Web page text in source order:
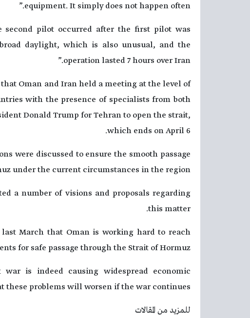
equipment. It simply does not happen often.”
second pilot occurred after the first pilot was
daylight, which is also unusual, and the
operation lasted 7 hours over Iran.”
Oman and Iran held a meeting at the level of
with the presence of specialists from both
Donald Trump for Tehran to open the strait,
which ends on April 6.
were discussed to ensure the smooth passage
under the current circumstances in the region.”
a number of visions and proposals regarding
this matter.
March that Oman is working hard to reach
for safe passage through the Strait of Hormuz.
is indeed causing widespread economic
these problems will worsen if the war continues.”
للمزيد من المقالات